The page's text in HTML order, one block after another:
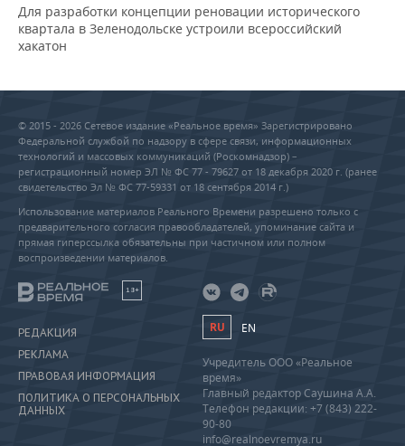
Для разработки концепции реновации исторического
квартала в Зеленодольске устроили всероссийский
хакатон
© 2015 - 2026 Сетевое издание «Реальное время» Зарегистрировано
Федеральной службой по надзору в сфере связи, информационных
технологий и массовых коммуникаций (Роскомнадзор) –
регистрационный номер ЭЛ № ФС 77 - 79627 от 18 декабря 2020 г. (ранее
свидетельство Эл № ФС 77-59331 от 18 сентября 2014 г.)
Использование материалов Реального Времени разрешено только с
предварительного согласия правообладателей, упоминание сайта и
прямая гиперссылка обязательны при частичном или полном
воспроизведении материалов.
18+
РЕДАКЦИЯ
РЕКЛАМА
ПРАВОВАЯ ИНФОРМАЦИЯ
ПОЛИТИКА О ПЕРСОНАЛЬНЫХ
ДАННЫХ
RU EN
Учредитель ООО «Реальное
время»
Главный редактор Саушина А.А.
Телефон редакции: +7 (843) 222-
90-80
info@realnoevremya.ru